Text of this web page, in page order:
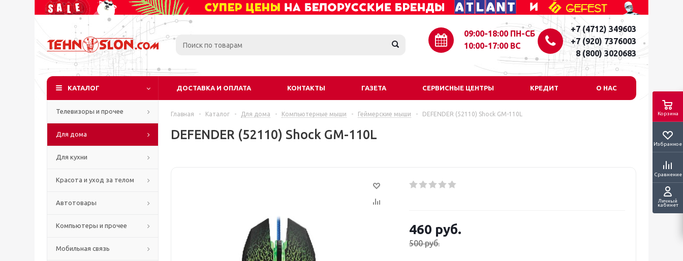
09:00-18:00 ПН-СБ
10:00-17:00 ВС
Корзина
Избранное
Сравнение
Личный
кабинет
+7 (4712) 349603
+7 (920) 7376003
8 (800) 3020683
КАТАЛОГ ДОСТАВКА И ОПЛАТА КОНТАКТЫ ГАЗЕТА СЕРВИСНЫЕ ЦЕНТРЫ КРЕДИТ О НАС
Телевизоры и прочее
Для дома
Для кухни
Красота и уход за телом
Автотовары
Компьютеры и прочее
Мобильная связь
Главная - Каталог - Для дома - Компьютерные мыши - Геймерские мыши - DEFENDER (52110) Shock GM-110L
DEFENDER (52110) Shock GM-110L
460 руб.
500руб.